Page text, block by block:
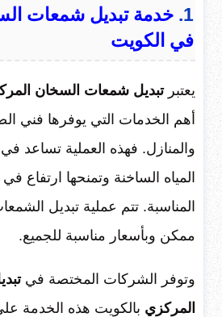
1. خدمة تبديل شمعات
في الكويت
يعتبرتبديل شمعات السخان
أهم الخدمات التي يوفرها فني
والمنازل. فهذه العملية تساعد
المياه الساخنة وتمنحها ارتفاع
المناسبة. تتم عملية تبديل
ممكن وبأسعار مناسبة للجميع.
وتوفر الشركات المختصة في
المركزي بالكويت هذه الخدمة